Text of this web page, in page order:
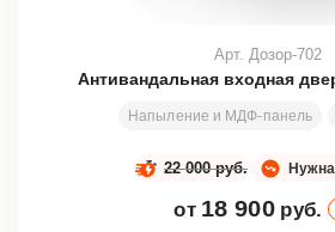
Антивандальная входная
Напыление и МДФ-панель
Арт. Дозор-702
22 000 руб.
от 18 900 руб.